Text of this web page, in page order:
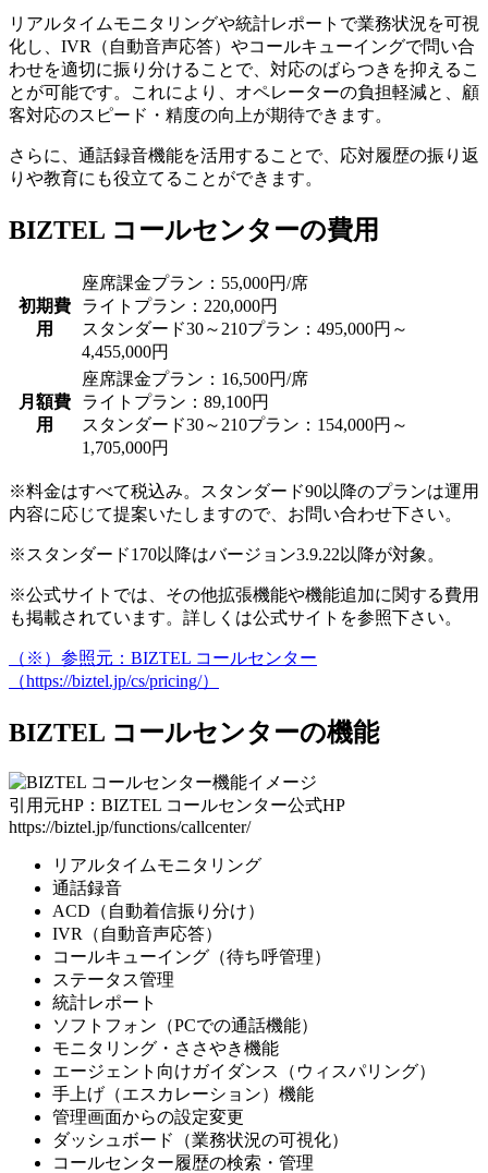
リアルタイムモニタリングや統計レポートで業務状況を可視
化し、IVR（自動音声応答）やコールキューイングで問い合
わせを適切に振り分けることで、 対応のばらつきを抑えるこ
とが可能です。これにより、オペレーターの負担軽減と、顧
客対応のスピード・精度の向上が期待できます。
さらに、通話録音機能を活用することで、応対履歴の振り返
りや教育にも役立てることができます。
BIZTEL コールセンターの費用
初期費
用
座席課金プラン：55,000円/席
ライトプラン：220,000円
スタンダード30～210プラン：495,000円～
4,455,000円
月額費
用
座席課金プラン：16,500円/席
ライトプラン：89,100円
スタンダード30～210プラン：154,000円～
1,705,000円
※料金はすべて税込み。スタンダード90以降のプランは運用
内容に応じて提案いたしますので、お問い合わせ下さい。
※スタンダード170以降はバージョン3.9.22以降が対象。
※公式サイトでは、その他拡張機能や機能追加に関する費用
も掲載されています。詳しくは公式サイトを参照下さい。
（※）参照元：BIZTEL コールセンター
（https://biztel.jp/cs/pricing/）
BIZTEL コールセンターの機能
引用元HP：BIZTEL コールセンター公式HP
https://biztel.jp/functions/callcenter/
リアルタイムモニタリング
通話録音
ACD（自動着信振り分け）
IVR（自動音声応答）
コールキューイング（待ち呼管理）
ステータス管理
統計レポート
ソフトフォン（PCでの通話機能）
モニタリング・ささやき機能
エージェント向けガイダンス（ウィスパリング）
手上げ（エスカレーション）機能
管理画面からの設定変更
ダッシュボード（業務状況の可視化）
コールセンター履歴の検索・管理